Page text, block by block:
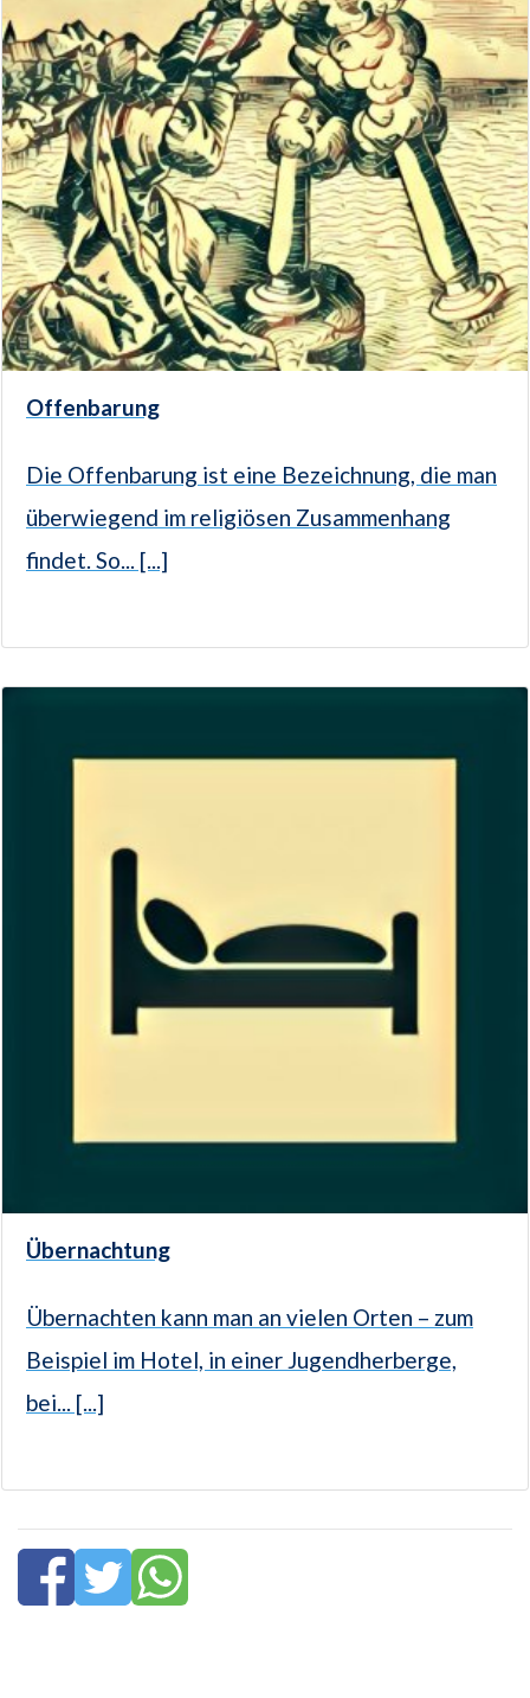
Offenbarung
Die Offenbarung ist eine Bezeichnung, die man
überwiegend im religiösen Zusammenhang
findet. So... [...]
Übernachtung
Übernachten kann man an vielen Orten – zum
Beispiel im Hotel, in einer Jugendherberge,
bei... [...]